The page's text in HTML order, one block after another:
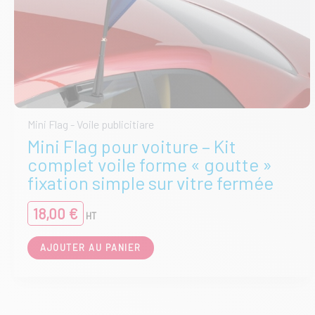
Mini Flag - Voile publicitiare
Mini Flag pour voiture – Kit
complet voile forme « goutte »
fixation simple sur vitre fermée
18,00 € HT
AJOUTER AU PANIER